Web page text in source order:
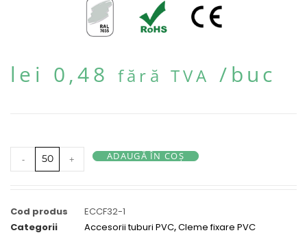
lei 0,48 fără TVA /buc
- + ADAUGĂ ÎN COȘ
Cod produs
ECCF32-1
Categorii
Accesorii tuburi PVC,Cleme fixare PVC